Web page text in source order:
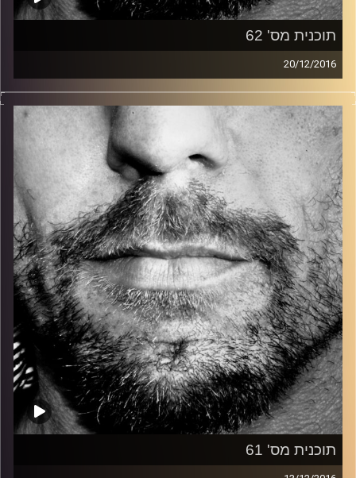
תוכנית מס' 62
20/12/2016
זיפים, מוזיקה מחוספסת של הופעות חיות. הרבה ג'אם, רוק,
בלוז, bluegrass, ג'אז, Fאנק, פרוגרסיב ואפילו אלקטרוניקה.
כל מה שחי, אמיתי ונושם.
עם שמוליק רגב.
קרדיט תמונות: David Goehring
תוכנית מס' 61